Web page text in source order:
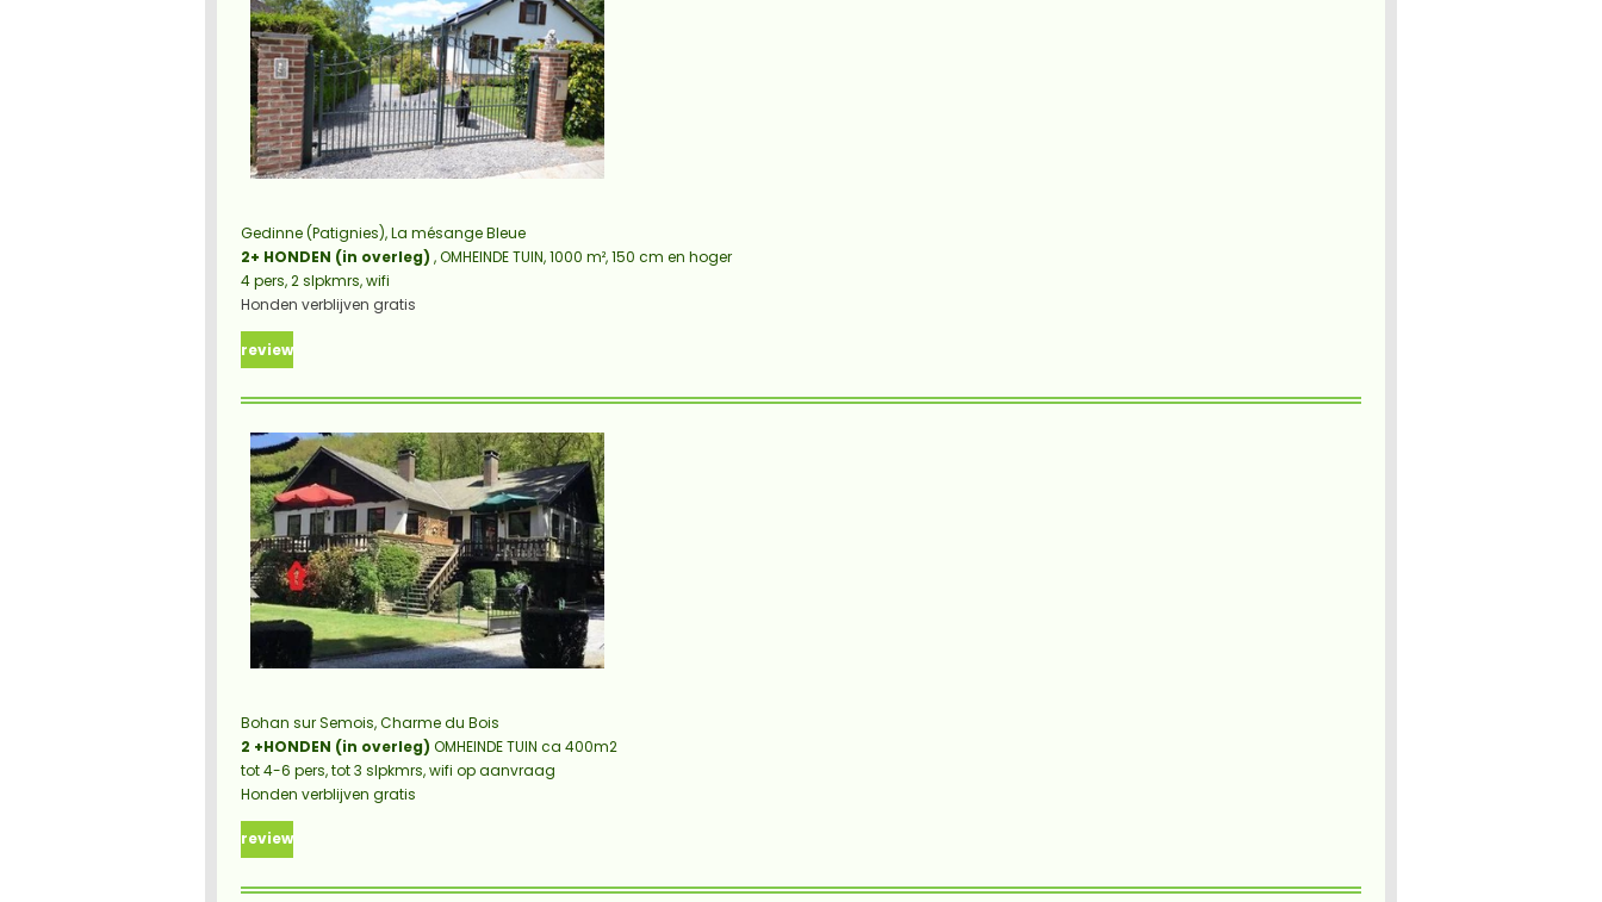
Gedinne (Patignies), La mésange Bleue
2+ HONDEN (in overleg) , OMHEINDE TUIN, 1000 m², 150 cm en hoger
4 pers, 2 slpkmrs, wifi
Honden verblijven gratis
review
Bohan sur Semois, Charme du Bois
2 +HONDEN (in overleg) OMHEINDE TUIN ca 400m2
tot 4-6 pers, tot 3 slpkmrs,wifi op aanvraag
Honden verblijven gratis
review